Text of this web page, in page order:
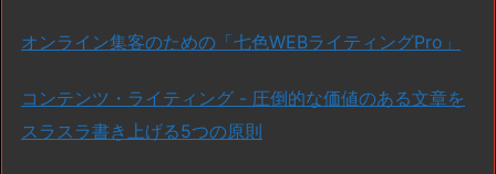
オンライン集客のための「七色WEBライティングPro」
コンテンツ・ライティング - 圧倒的な価値のある文章を
スラスラ書き上げる5つの原則